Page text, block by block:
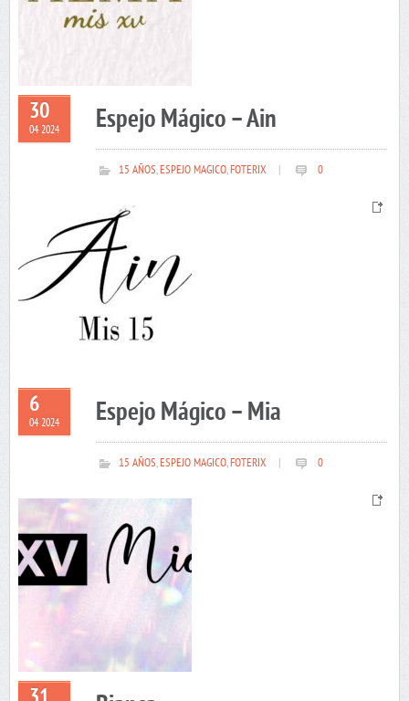
30
04 2024 Espejo Mágico – Ain
15 AÑOS,ESPEJO MAGICO,FOTERIX 0
6
04 2024 Espejo Mágico – Mia
15 AÑOS,ESPEJO MAGICO,FOTERIX 0